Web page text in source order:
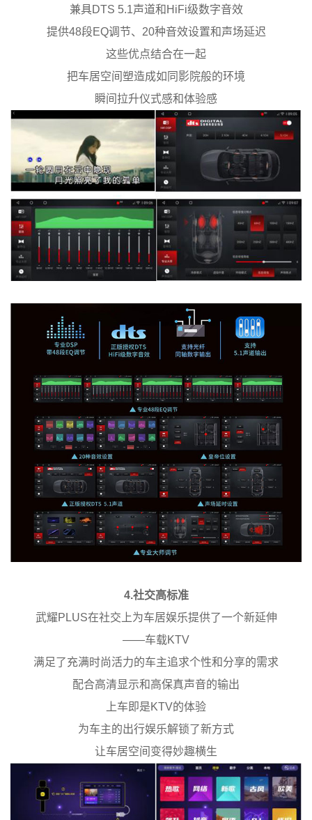
兼具DTS 5.1声道和HiFi级数字音效
提供48段EQ调节、20种音效设置和声场延迟
这些优点结合在一起
把车居空间塑造成如同影院般的环境
瞬间拉升仪式感和体验感
4.社交高标准
武耀PLUS在社交上为车居娱乐提供了一个新延伸
——车载KTV
满足了充满时尚活力的车主追求个性和分享的需求
配合高清显示和高保真声音的输出
上车即是KTV的体验
为车主的出行娱乐解锁了新方式
让车居空间变得妙趣横生